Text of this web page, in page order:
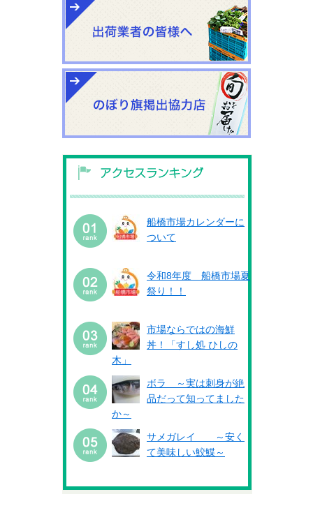
船橋市場カレンダーに
ついて
令和8年度 船橋市場夏
祭り！！
市場ならではの海鮮
丼！「すし処 ひしの
木」
ボラ ～実は刺身が絶
品だって知ってました
か～
サメガレイ ～安く
て美味しい鮫鰈～